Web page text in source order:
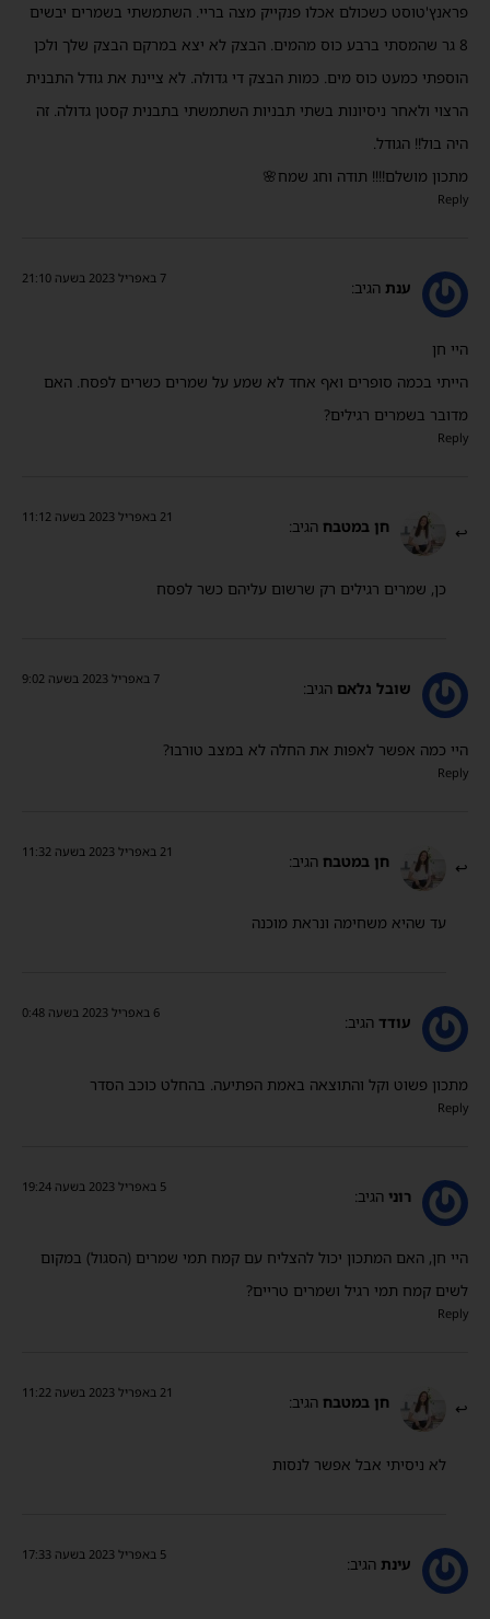
פראנץ'טוסט כשכולם אכלו פנקייק מצה בריי. השתמשתי בשמרים יבשים
8 גר שהמסתי ברבע כוס מהמים. הבצק לא יצא במרקם הבצק שלך ולכן
הוספתי כמעט כוס מים. כמות הבצק די גדולה. לא ציינת את גודל התבנית
הרצוי ולאחר ניסיונות בשתי תבניות השתמשתי בתבנית קסטן גדולה. זה
היה בול!! הגודל.
מתכון מושלם!!!! תודה וחג שמח🌸
Reply
ענת הגיב:
7 באפריל 2023 בשעה 21:10
היי חן
הייתי בכמה סופרים ואף אחד לא שמע על שמרים כשרים לפסח. האם
מדובר בשמרים רגילים?
Reply
חן במטבח הגיב:
21 באפריל 2023 בשעה 11:12
כן, שמרים רגילים רק שרשום עליהם כשר לפסח
שובל גלאם הגיב:
7 באפריל 2023 בשעה 9:02
היי כמה אפשר לאפות את החלה לא במצב טורבו?
Reply
חן במטבח הגיב:
21 באפריל 2023 בשעה 11:32
עד שהיא משחימה ונראת מוכנה
עודד הגיב:
6 באפריל 2023 בשעה 0:48
מתכון פשוט וקל והתוצאה באמת הפתיעה. בהחלט כוכב הסדר
Reply
רוני הגיב:
5 באפריל 2023 בשעה 19:24
היי חן, האם המתכון יכול להצליח עם קמח תמי שמרים (הסגול) במקום
לשים קמח תמי רגיל ושמרים טריים?
Reply
חן במטבח הגיב:
21 באפריל 2023 בשעה 11:22
לא ניסיתי אבל אפשר לנסות
עינת הגיב:
5 באפריל 2023 בשעה 17:33